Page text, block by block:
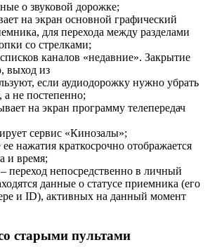
о звуковой дорожке;
на экран основной графический
для перехода между разделами
со стрелками;
каналов «недавние». Закрытие
выход из
если аудиодорожку нужно убрать
не постепенно;
на экран программу телепередач
сервис «Кинозалы»;
нажатия краткосрочно отображается
и время;
переход непосредственно в личный
данные о статусе приемника (его
и ID), активных на данный момент
старыми пультами